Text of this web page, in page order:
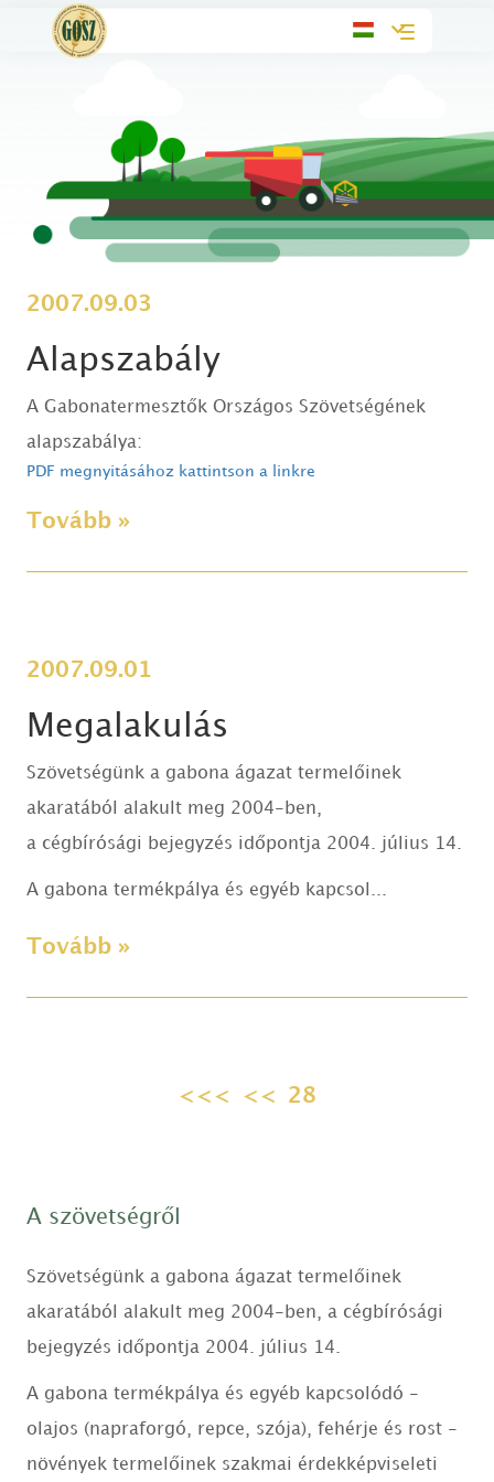
Toggle
2007.09.03
Alapszabály
A Gabonatermesztők Országos Szövetségének
alapszabálya:
PDF megnyitásához kattintson a linkre
Tovább »
2007.09.01
Megalakulás
Szövetségünk a gabona ágazat termelőinek
akaratából alakult meg 2004-ben,
a cégbírósági bejegyzés időpontja 2004. július 14.
A gabona termékpálya és egyéb kapcsol...
Tovább »
<<< << 28
A szövetségről
Szövetségünk a gabona ágazat termelőinek
akaratából alakult meg 2004-ben, a cégbírósági
bejegyzés időpontja 2004. július 14.
A gabona termékpálya és egyéb kapcsolódó -
olajos (napraforgó, repce, szója), fehérje és rost -
növények termelőinek szakmai érdekképviseleti